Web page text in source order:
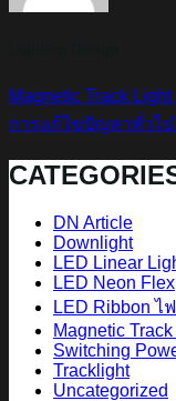
Magnetic Track
การแก้ไขปัญหาทั่วไป
DN Article
Downlight
LED Linear
LED Neon Flex
LED Ribbon ไ
Magnetic
Switching
Tracklight
Uncategorized